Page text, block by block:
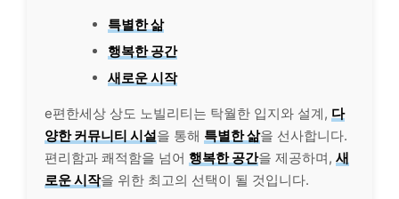
특별한 삶
행복한 공간
새로운 시작
e편한세상 상도 노빌리티는 탁월한 입지와 설계, 다
양한 커뮤니티 시설을 통해 특별한 삶을 선사합니다.
편리함과 쾌적함을 넘어 행복한 공간을 제공하며, 새
로운 시작을 위한 최고의 선택이 될 것입니다.